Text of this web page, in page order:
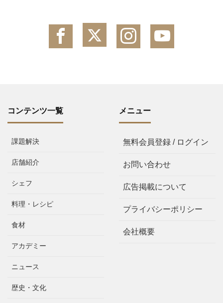
コンテンツ一覧
課題解決
店舗紹介
シェフ
料理・レシピ
食材
アカデミー
ニュース
歴史・文化
メニュー
無料会員登録 / ログイン
お問い合わせ
広告掲載について
プライバシーポリシー
会社概要